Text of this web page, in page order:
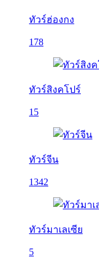
ทัวร์ฮ่องกง
178
ทัวร์สิงคโปร์
15
ทัวร์จีน
1342
ทัวร์มาเลเซีย
5